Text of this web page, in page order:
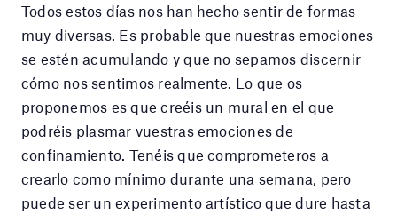
Todos estos días nos han hecho sentir de formas
muy diversas. Es probable que nuestras emociones
se estén acumulando y que no sepamos discernir
cómo nos sentimos realmente. Lo que os
proponemos es que creéis un mural en el que
podréis plasmar vuestras emociones de
confinamiento. Tenéis que comprometeros a
crearlo como mínimo durante una semana, pero
puede ser un experimento artístico que dure hasta